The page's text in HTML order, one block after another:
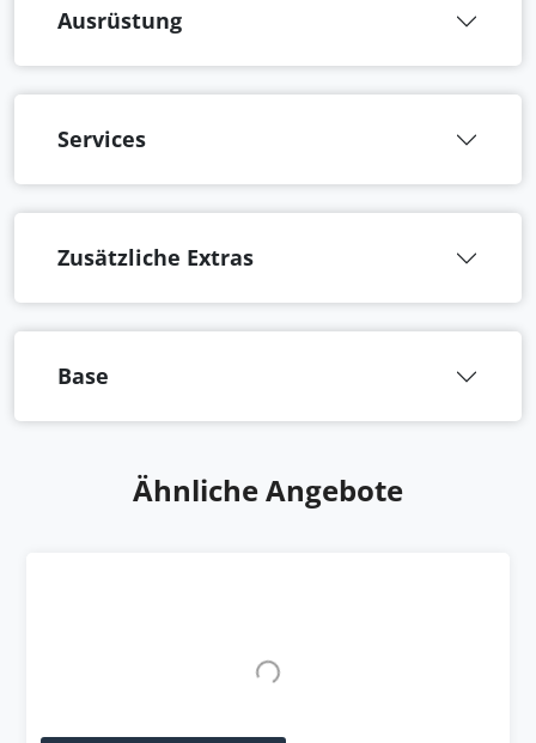
Ausrüstung
Services
Zusätzliche Extras
Base
Ähnliche Angebote